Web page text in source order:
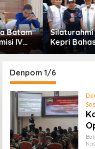
Silaturahmi Pengurus
Kepri Bahas
Ke-1 dan Penguatan
Denpom 1/6